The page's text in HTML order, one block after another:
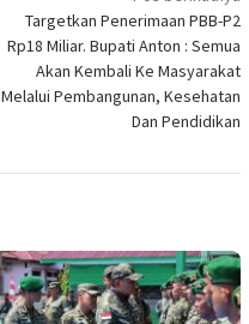
Targetkan Penerimaan PBB-P2
Rp18 Miliar. Bupati Anton : Semua
Akan Kembali Ke Masyarakat
Melalui Pembangunan, Kesehatan
Dan Pendidikan